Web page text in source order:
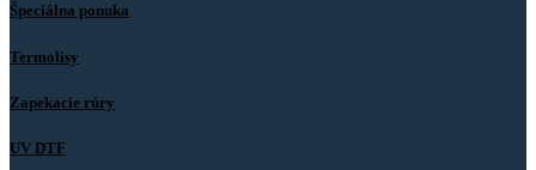
Špeciálna ponuka
Termolisy
Zapekacie rúry
UV DTF